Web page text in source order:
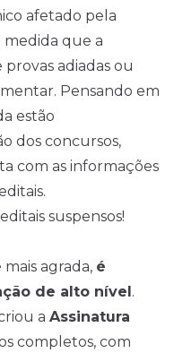
afetado pela
medida que a
adiadas ou
Pensando em
estão
dos concursos,
com as informações
suspensos!
agrada, é
de alto nível.
a Assinatura
completos, com